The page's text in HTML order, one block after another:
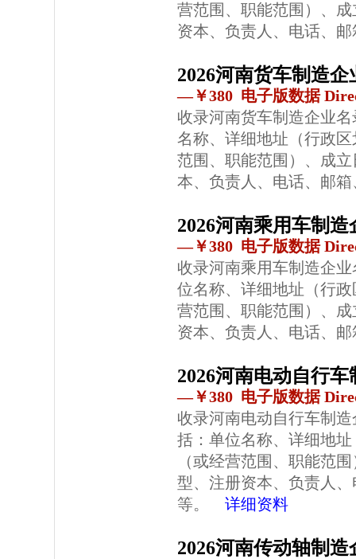
营范围、职能范围）、
资本、负责人、电话、
2026河南货车制造企
—￥380 电子版数据
收录河南货车制造企业
名称、详细地址（行政
范围、职能范围）、成
本、负责人、电话、邮
2026河南乘用车制造
—￥380 电子版数据
收录河南乘用车制造企
位名称、详细地址（行
营范围、职能范围）、
资本、负责人、电话、
2026河南电动自行
—￥380 电子版数据
收录河南电动自行车制
括：单位名称、详细地
（或经营范围、职能范
型、注册资本、负责人
等。
详细资料
2026河南传动轴制造